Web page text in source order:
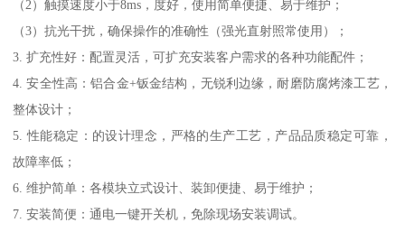
（2）触摸速度小于8ms，度好，使用简单便捷、易于维护；
（3）抗光干扰，确保操作的准确性（强光直射照常使用）；
3. 扩充性好：配置灵活，可扩充安装客户需求的各种功能配件；
4. 安全性高：铝合金+钣金结构，无锐利边缘，耐磨防腐烤漆工艺，
整体设计；
5. 性能稳定：的设计理念，严格的生产工艺，产品品质稳定可靠，
故障率低；
6. 维护简单：各模块立式设计、装卸便捷、易于维护；
7. 安装简便：通电一键开关机，免除现场安装调试。